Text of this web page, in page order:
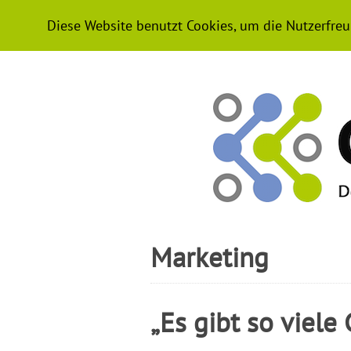
HOME NEWS PODCAST-WISSEN
Marketing
„Es gibt so viele
Diese Website benutzt Cookies, um die